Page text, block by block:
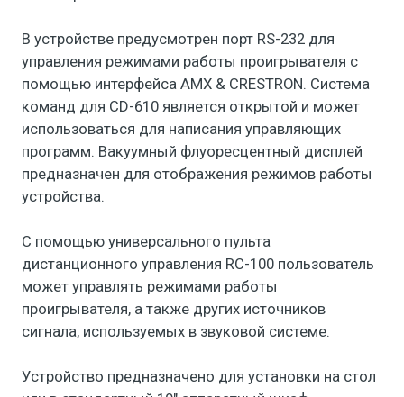
В устройстве предусмотрен порт RS-232 для
управления режимами работы проигрывателя с
помощью интерфейса AMX & CRESTRON. Система
команд для CD-610 является открытой и может
использоваться для написания управляющих
программ. Вакуумный флуоресцентный дисплей
предназначен для отображения режимов работы
устройства.
С помощью универсального пульта
дистанционного управления RC-100 пользователь
может управлять режимами работы
проигрывателя, а также других источников
сигнала, используемых в звуковой системе.
Устройство предназначено для установки на стол